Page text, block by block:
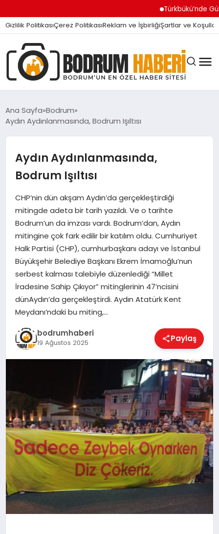
Türkbükü’nde Gündem
Gizlilik PolitikasıÇerez PolitikasıReklam ve İşbirliğiŞartlar ve Koşullar
BODRUM BODRUM
SIYASET
MAGAZIN
KÖŞE YAZILARI
YAŞAM
SPOR
MUĞLA
☰
Ana Sayfa Bodrum
Aydın Aydınlanmasında, Bodrum Işıltısı
Aydın Aydınlanmasında,
Bodrum Işıltısı
CHP’nin dün akşam Aydın’da gerçekleştirdiği
mitingde adeta bir tarih yazıldı. Ve o tarihte
Bodrum’un da imzası vardı. Bodrum’dan, Aydın
mitingine çok fark edilir bir katılım oldu. Cumhuriyet
Halk Partisi (CHP), cumhurbaşkanı adayı ve İstanbul
Büyükşehir Belediye Başkanı Ekrem İmamoğlu’nun
serbest kalması talebiyle düzenlediği “Millet
İradesine Sahip Çıkıyor” mitinglerinin 47’ncisini
dünAydın’da gerçekleştirdi. Aydın Atatürk Kent
Meydanı’ndaki bu miting,…
bodrumhaberi
19 Ağustos 2025 Paylaş